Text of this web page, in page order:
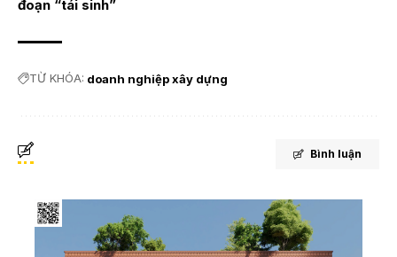
đoạn “tái sinh”
TỪ KHÓA: doanh nghiệp xây dựng
Bình luận